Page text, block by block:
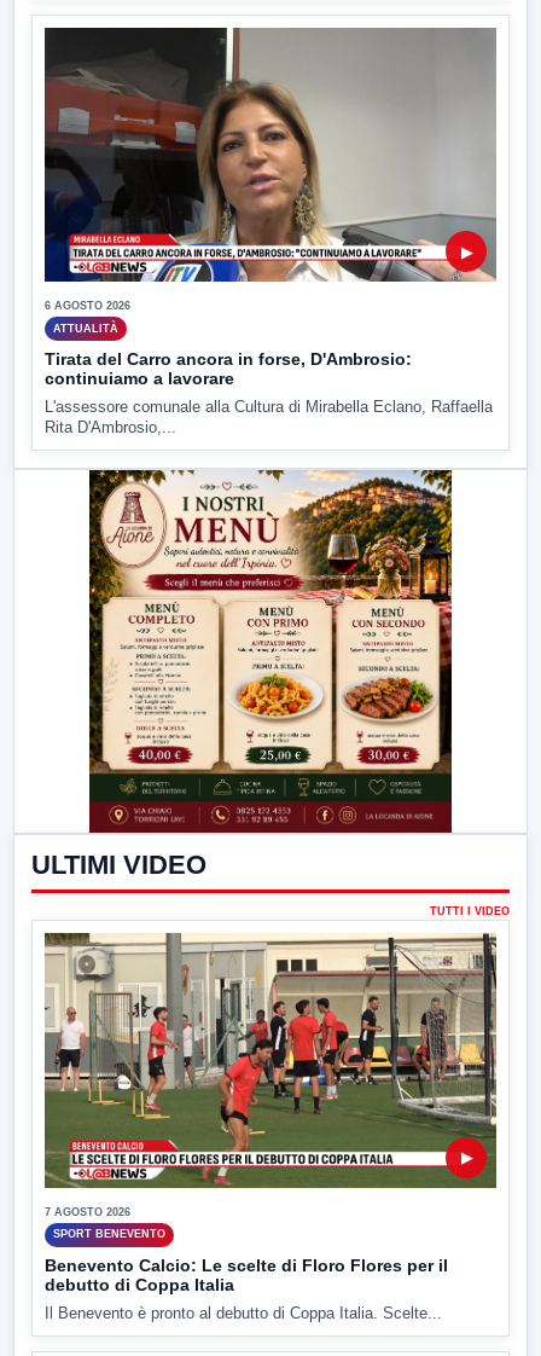
▶
6 AGOSTO 2026
ATTUALITÀ
Tirata del Carro ancora in forse, D'Ambrosio:
continuiamo a lavorare
L'assessore comunale alla Cultura di Mirabella Eclano, Raffaella
Rita D'Ambrosio,...
ULTIMI VIDEO
TUTTI I VIDEO
▶
7 AGOSTO 2026
SPORT BENEVENTO
Benevento Calcio: Le scelte di Floro Flores per il
debutto di Coppa Italia
Il Benevento è pronto al debutto di Coppa Italia. Scelte...